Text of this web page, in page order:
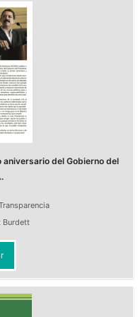
del Gobierno del
Burdett